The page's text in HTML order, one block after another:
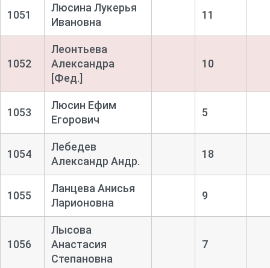
1051
Люсина Лукерья
Ивановна
11
1052
Леонтьева
Александра
[Фед.]
10
1053
Люсин Ефим
Егорович
5
1054
Лебедев
Александр Андр.
18
1055
Ланцева Анисья
Ларионовна
9
1056
Лысова
Анастасия
Степановна
7